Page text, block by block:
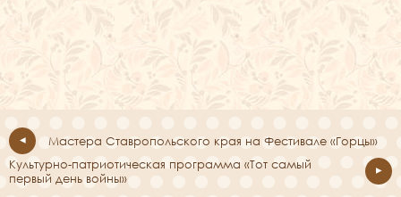
Мастера Ставропольского края на Фестивале «Горцы»
Культурно-патриотическая программа «Тот самый
первый день войны»